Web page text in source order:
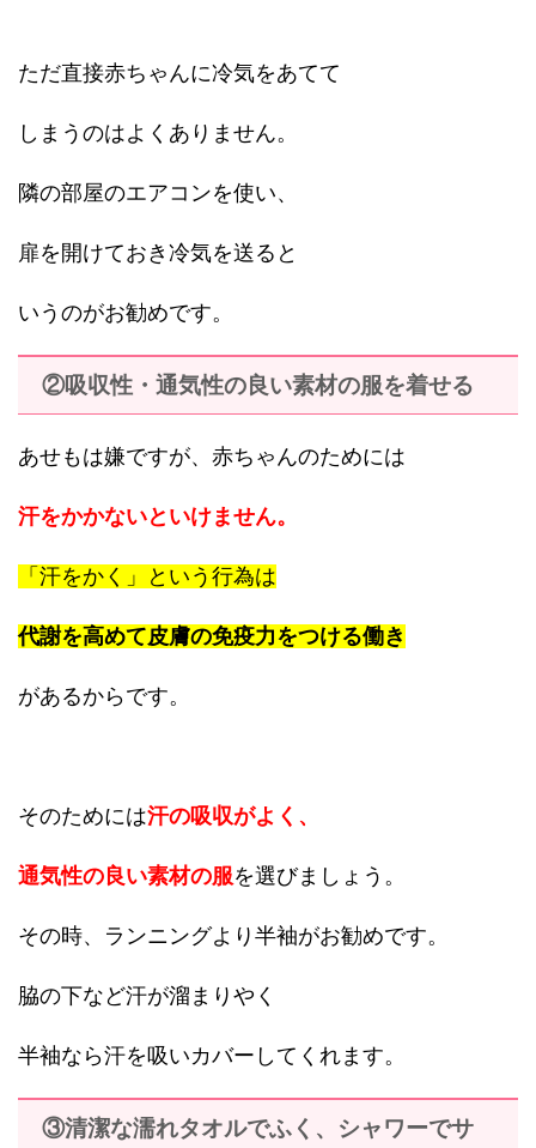
ただ直接赤ちゃんに冷気をあてて
しまうのはよくありません。
隣の部屋のエアコンを使い、
扉を開けておき冷気を送ると
いうのがお勧めです。
②吸収性・通気性の良い素材の服を着せる
あせもは嫌ですが、赤ちゃんのためには
汗をかかないといけません。
「汗をかく」という行為は
代謝を高めて皮膚の免疫力をつける働き
があるからです。
そのためには汗の吸収がよく、
通気性の良い素材の服を選びましょう。
その時、ランニングより半袖がお勧めです。
脇の下など汗が溜まりやく
半袖なら汗を吸いカバーしてくれます。
③清潔な濡れタオルでふく、シャワーでサ